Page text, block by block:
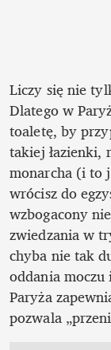
Liczy się nie
Dlatego w
toaletę, by
takiej łazienki,
monarcha (i to
wrócisz do
wzbogacony
zwiedzania w
chyba nie tak
oddania moczu
Paryża
pozwala